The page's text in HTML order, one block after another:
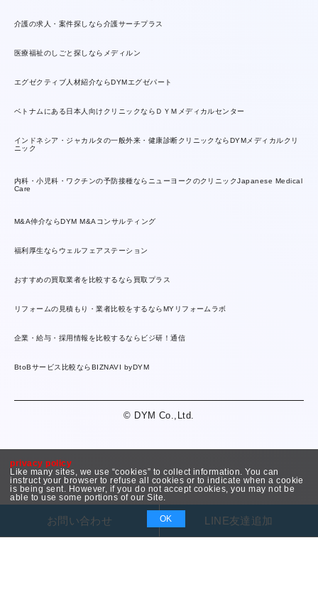
privacy policy
Like many sites, we use “cookies” to collect information. You can
instruct your browser to refuse all cookies or to indicate when a cookie
is being sent. However, if you do not accept cookies, you may not be
able to use some portions of our Site.
OK
お問い合わせ LINE友達追加
介護の求人・案件探しなら介護サーチプラス
医療福祉のしごと探しならメディルン
エグゼクティブ人材紹介ならDYMエグゼパート
ベトナムにある日本人向けクリニックならＤＹＭメディカルセンター
インドネシア・ジャカルタの一般外来・健康診断クリニックならDYMメディカルクリ
ニック
内科・小児科・ワクチンの予防接種ならニューヨークのクリニックJapanese Medical
Care
M&A仲介ならDYM M&Aコンサルティング
福利厚生ならウェルフェアステーション
おすすめの買取業者を比較するなら買取プラス
リフォームの見積もり・業者比較をするならMYリフォームラボ
企業・給与・採用情報を比較するならビジ研！通信
BtoBサービス比較ならBIZNAVI byDYM
© DYM Co.,Ltd.